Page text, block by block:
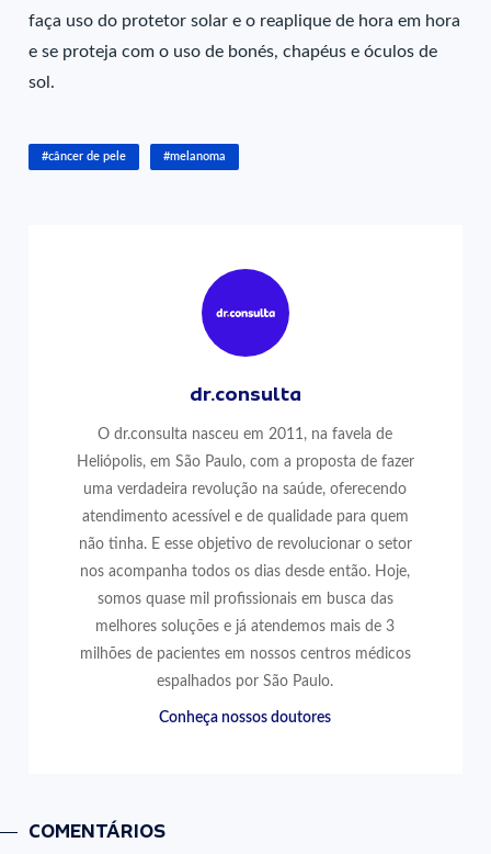
faça uso do protetor solar e o reaplique de hora em hora
e se proteja com o uso de bonés, chapéus e óculos de
sol.
#câncer de pele #melanoma
dr.consulta
O dr.consulta nasceu em 2011, na favela de
Heliópolis, em São Paulo, com a proposta de fazer
uma verdadeira revolução na saúde, oferecendo
atendimento acessível e de qualidade para quem
não tinha. E esse objetivo de revolucionar o setor
nos acompanha todos os dias desde então. Hoje,
somos quase mil profissionais em busca das
melhores soluções e já atendemos mais de 3
milhões de pacientes em nossos centros médicos
espalhados por São Paulo.
Conheça nossos doutores
COMENTÁRIOS